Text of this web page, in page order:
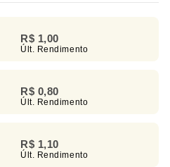
R$ 1,00
Últ. Rendimento
R$ 0,80
Últ. Rendimento
R$ 1,10
Últ. Rendimento